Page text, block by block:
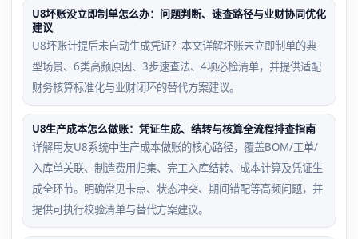
U8坏账没立即制单怎么办：问题判断、速查路径与业财协同优化
建议
U8坏账计提后未自动生成凭证？本文详解坏账未立即制单的典
型场景、6类高频原因、3步速查法、4项必检清单，并提供适配
财务核算标准化与业财闭环的替代方案建议。
U8生产成本怎么做账：凭证生成、结转与核算全流程排查指南
详解用友U8系统中生产成本做账的核心路径，覆盖BOM/工单/
入库单关联、制造费用归集、完工入库结转、成本计算及凭证生
成全环节。明确常见卡点、状态冲突、期间错配等高频问题，并
提供可执行校验清单与替代方案建议。